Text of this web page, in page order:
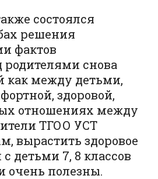
состоялся
решения
фактов
родителями снова
как между детьми,
здоровой,
отношениях между
ТГОО УСТ
вырастить здоровое
детьми 7, 8 классов
очень полезны.